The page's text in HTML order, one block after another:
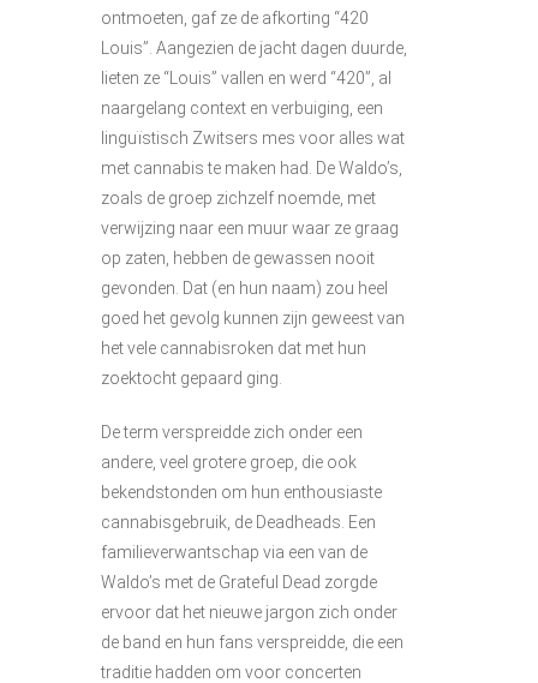
ontmoeten, gaf ze de afkorting “420
Louis”. Aangezien de jacht dagen duurde,
lieten ze “Louis” vallen en werd “420”, al
naargelang context en verbuiging, een
linguïstisch Zwitsers mes voor alles wat
met cannabis te maken had. De Waldo’s,
zoals de groep zichzelf noemde, met
verwijzing naar een muur waar ze graag
op zaten, hebben de gewassen nooit
gevonden. Dat (en hun naam) zou heel
goed het gevolg kunnen zijn geweest van
het vele cannabisroken dat met hun
zoektocht gepaard ging.
De term verspreidde zich onder een
andere, veel grotere groep, die ook
bekendstonden om hun enthousiaste
cannabisgebruik, de Deadheads. Een
familieverwantschap via een van de
Waldo’s met de Grateful Dead zorgde
ervoor dat het nieuwe jargon zich onder
de band en hun fans verspreidde, die een
traditie hadden om voor concerten